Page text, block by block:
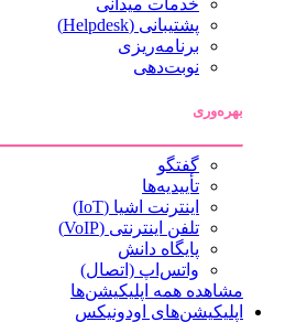
خدمات میدانی
پشتیبانی (Helpdesk)
برنامه‌ریزی
نوبت‌دهی
بهره‌وری
گفتگو
تأییدیه‌ها
اینترنت اشیا (IoT)
تلفن اینترنتی (VoIP)
پایگاه دانش
واتس‌اپ (اتصال)
مشاهده همه اپلیکیشن‌ها
اپلیکیشن‌های اودونیکس